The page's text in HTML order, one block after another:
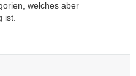
welches aber
ist.